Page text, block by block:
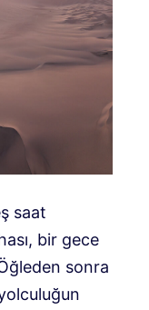
saat
bir gece
sonra